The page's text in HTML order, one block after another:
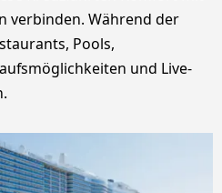
verbinden. Während der
Pools,
und Live-